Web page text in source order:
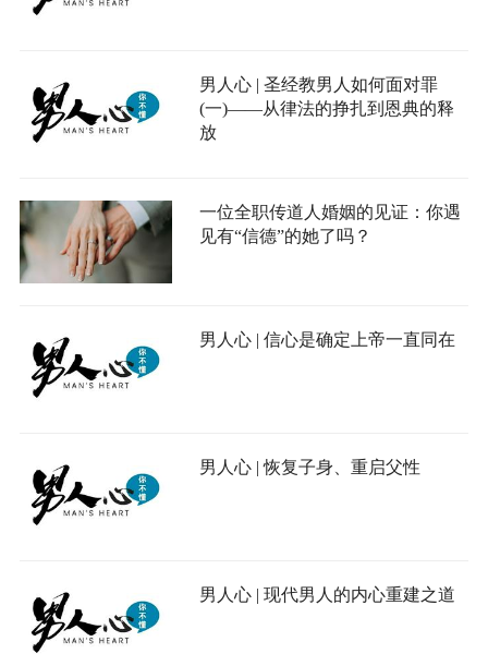
男人心 | 圣经教男人如何面对罪
(一)——从律法的挣扎到恩典的释
放
一位全职传道人婚姻的见证：你遇
见有“信德”的她了吗？
男人心 | 信心是确定上帝一直同在
男人心 | 恢复子身、重启父性
男人心 | 现代男人的内心重建之道